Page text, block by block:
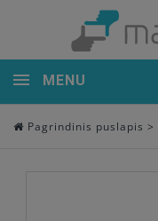
MENU
Pagrindinis puslapis >